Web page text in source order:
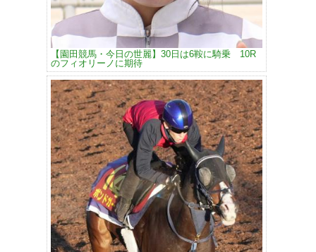
【園田競馬・今日の世麗】30日は6鞍に騎乗 10R
のフィオリーノに期待